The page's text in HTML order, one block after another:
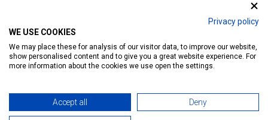
Privacy policy
WE USE COOKIES
We may place these for analysis of our visitor data, to improve our website,
show personalised content and to give you a great website experience. For
more information about the cookies we use open the settings.
Accept all Deny
MediaGum|Cookie renewals